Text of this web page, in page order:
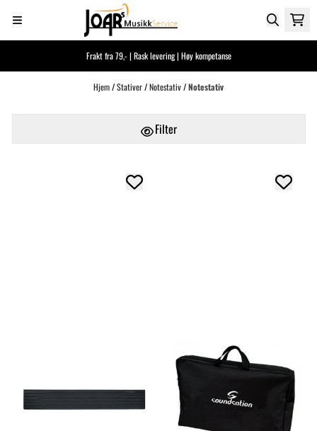
Hopp til innhold
Frakt fra 79,- | Rask levering | Høy kompetanse
Hjem/Stativer/Notestativ/Notestativ
Filter